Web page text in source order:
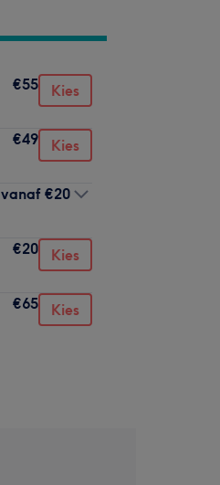
€55 Kies
€49 Kies
vanaf €20
€20 Kies
€65 Kies